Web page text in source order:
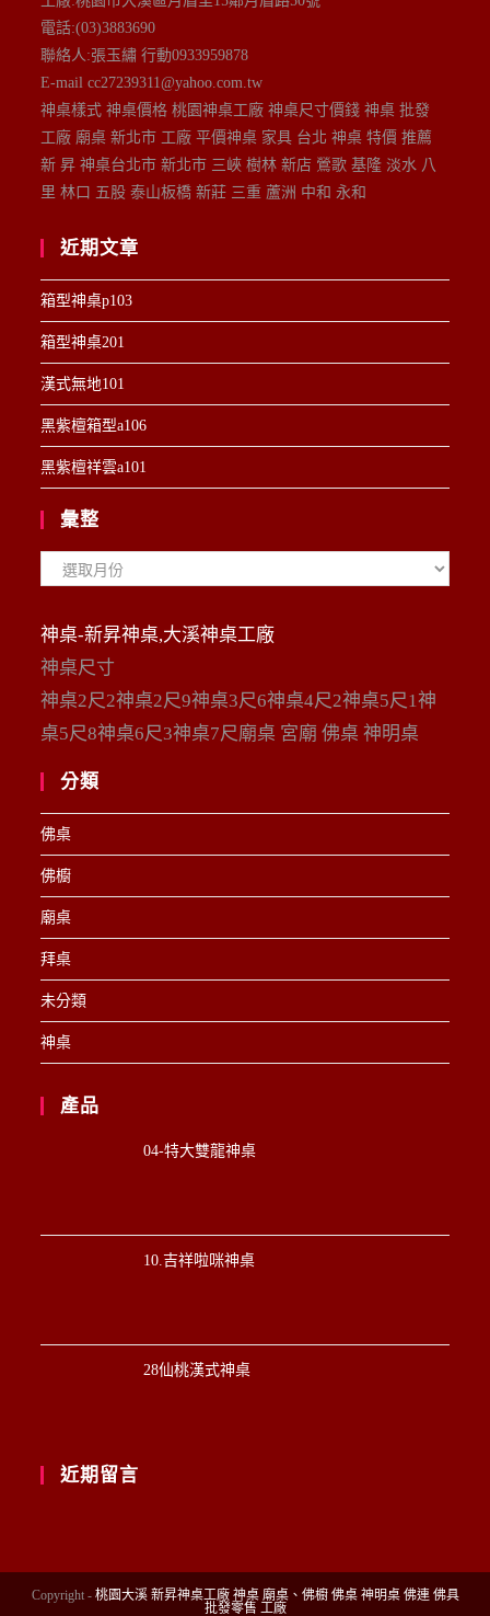
電話:(03)3883690
聯絡人:張玉繡 行動0933959878
E-mail cc27239311@yahoo.com.tw
神桌樣式 神桌價格 桃園神桌工廠 神桌尺寸價錢 神桌 批發
工廠 廟桌 新北市 工廠 平價神桌 家具 台北 神桌 特價 推薦
新 昇 神桌台北市 新北市 三峽 樹林 新店 鶯歌 基隆 淡水 八
里 林口 五股 泰山板橋 新莊 三重 蘆洲 中和 永和
近期文章
箱型神桌p103
箱型神桌201
漢式無地101
黑紫檀箱型a106
黑紫檀祥雲a101
彙整
神桌-新昇神桌,大溪神桌工廠
神桌尺寸
神桌2尺2神桌2尺9神桌3尺6神桌4尺2神桌5尺1神
桌5尺8神桌6尺3神桌7尺廟桌 宮廟 佛桌 神明桌
分類
佛桌
佛櫥
廟桌
拜桌
未分類
神桌
產品
04-特大雙龍神桌
10.吉祥啦咪神桌
28仙桃漢式神桌
近期留言
Copyright - 桃園大溪 新昇神桌工廠 神桌 廟桌、佛櫥 佛桌 神明桌 佛連 佛具
批發零售 工廠